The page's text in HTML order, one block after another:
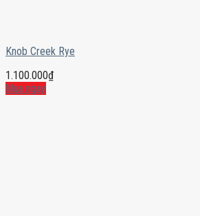
Knob Creek Rye
1.100.000₫
Mua ngay